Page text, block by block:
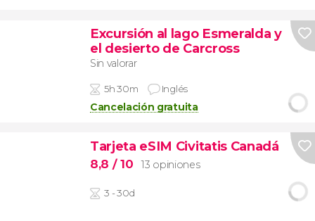
Excursión al lago Esmeralda y
el desierto de Carcross
Sin valorar
5h 30m Inglés
Cancelación gratuita
Tarjeta eSIM Civitatis Canadá
8,8 / 10 13 opiniones
3 - 30d